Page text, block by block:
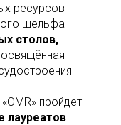
ресурсов
шельфа
столов,
пройдет
лауреатов